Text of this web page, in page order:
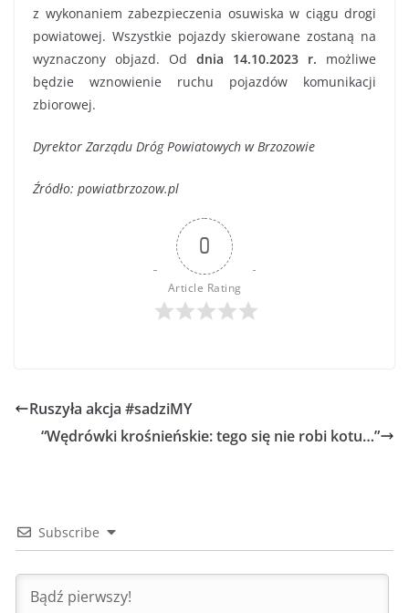
z wykonaniem zabezpieczenia osuwiska w ciągu drogi
powiatowej. Wszystkie pojazdy skierowane zostaną na
wyznaczony objazd. Od dnia 14.10.2023 r. możliwe
będzie wznowienie ruchu pojazdów komunikacji
zbiorowej.
Dyrektor Zarządu Dróg Powiatowych w Brzozowie
Źródło: powiatbrzozow.pl
0
Article Rating
Ruszyła akcja #sadziMY
“Wędrówki krośnieńskie: tego się nie robi kotu…”
Subscribe